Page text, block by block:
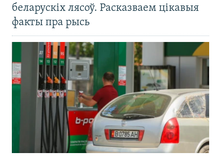
беларускіх лясоў. Расказваем цікавыя
факты пра рысь